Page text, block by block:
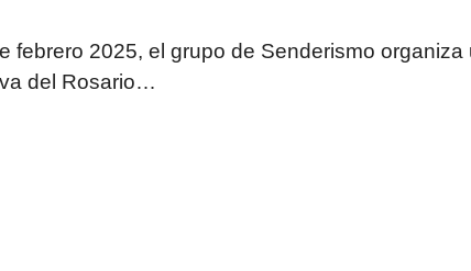
febrero 2025, el grupo de Senderismo
del Rosario…